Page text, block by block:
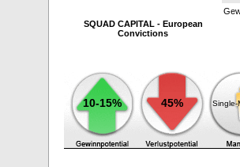
SQUAD CAPITAL - European
Convictions
10-15% 45% Single-